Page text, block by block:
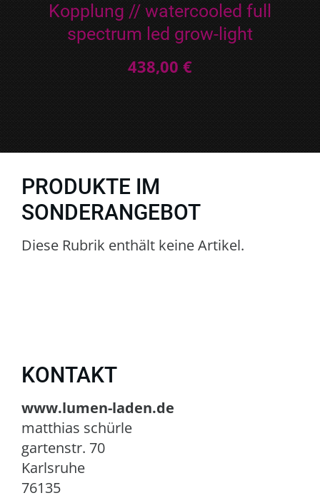
Kopplung // watercooled full
spectrum led grow-light
438,00 €
PRODUKTE IM
SONDERANGEBOT
Diese Rubrik enthält keine Artikel.
KONTAKT
www.lumen-laden.de
matthias schürle
gartenstr. 70
Karlsruhe
76135